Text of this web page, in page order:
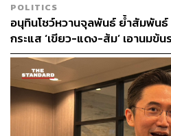
POLITICS
อนุทินโชว์หวานจุลพันธ์ ย้ำสัมพัน
กระแส ‘เขียว-แดง-ส้ม’ เอานมข้